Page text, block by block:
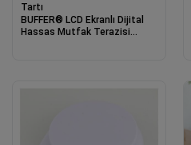
Tartı
BUFFER® LCD Ekranlı Dijital
Hassas Mutfak Terazisi